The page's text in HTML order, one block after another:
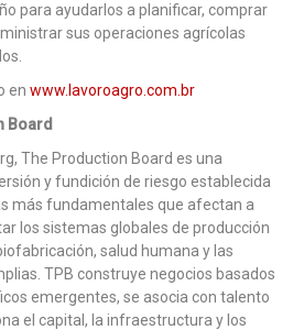
para ayudarlos a planificar, comprar
sus operaciones agrícolas
en www.lavoroagro.com.br
Board
The Production Board es una
y fundición de riesgo establecida
más fundamentales que afectan a
los sistemas globales de producción
salud humana y las
TPB construye negocios basados
emergentes, se asocia con talento
el capital, la infraestructura y los